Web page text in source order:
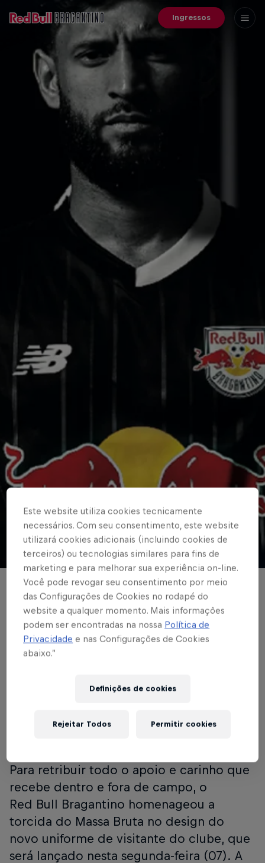
Ingressos
© Red Bull Bragantino
MUNDO RED BULL
Red Bull Bragantino e
New Balance
do Massa Bruta no
novo uniforme de
Para retribuir todo o apoio e carinho que
recebe dentro e fora de campo, o
Red Bull Bragantino homenageou a
torcida do Massa Bruta no design do
novo uniforme de visitante do clube, que
será lançado nesta segunda-feira (07). A
Este website utiliza cookies tecnicamente
necessários. Com seu consentimento, este website
utilizará cookies adicionais (incluindo cookies de
terceiros) ou tecnologias similares para fins de
marketing e para melhorar sua experiência on-line.
Você pode revogar seu consentimento por meio
das Configurações de Cookies no rodapé do
website a qualquer momento. Mais informações
podem ser encontradas na nossa Política de
Privacidade e nas Configurações de Cookies
abaixo.”
Definições de cookies
Rejeitar Todos Permitir cookies